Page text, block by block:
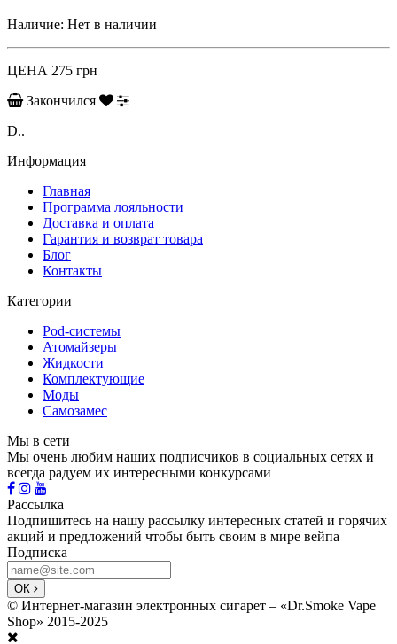
Наличие: Нет в наличии
ЦЕНА 275 грн
Закончился
D..
Информация
Главная
Программа лояльности
Доставка и оплата
Гарантия и возврат товара
Блог
Контакты
Категории
Pod-системы
Атомайзеры
Жидкости
Комплектующие
Моды
Самозамес
Мы в сети
Мы очень любим наших подписчиков в социальных сетях и
всегда радуем их интересными конкурсами
Рассылка
Подпишитесь на нашу рассылку интересных статей и горячих
акций и предложений чтобы быть своим в мире вейпа
Подписка
ОК
© Интернет-магазин электронных сигарет – «Dr.Smoke Vape
Shop» 2015-2025